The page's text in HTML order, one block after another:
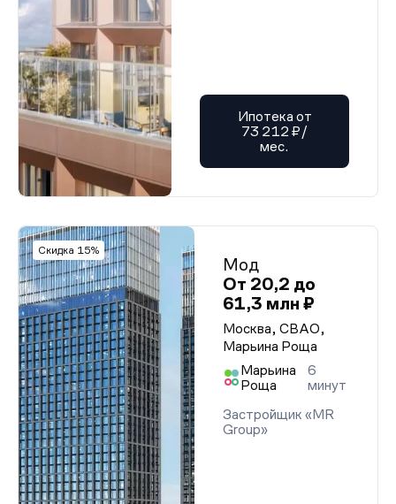
Ипотека от
73 212 ₽/
мес.
Скидка 15%
Мод
От 20,2 до
61,3 млн ₽
Москва, СВАО,
Марьина Роща
Марьина
Роща
6
минут
Застройщик «MR
Group»